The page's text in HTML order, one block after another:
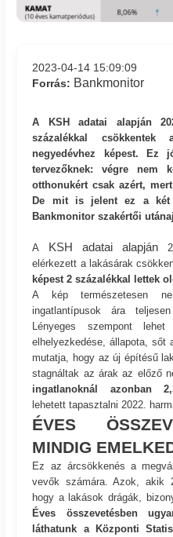
2023-04-14 15:09:09
Forrás: Bankmonitor
A KSH adatai alapján
százalékkal
negyedévhez képest. Ez
tervezőknek: végre nem
otthonukért csak azért,
De mit is jelent ez a két
Bankmonitor szakértői
A KSH adatai alapján
elérkezett a lakásárak
képest 2 százalékkal lettek
A kép természetesen
ingatlantípusok ára
Lényeges szempont
elhelyezkedése, állapota, sőt
mutatja, hogy az új építésű
stagnáltak az árak az előző
ingatlanoknál azonban
lehetett tapasztalni 2022.
ÉVES
MINDIG
Ez az árcsökkenés a
vevők számára. Azok, akik
hogy a lakások drágák,
Éves összevetésben
láthatunk a Központi